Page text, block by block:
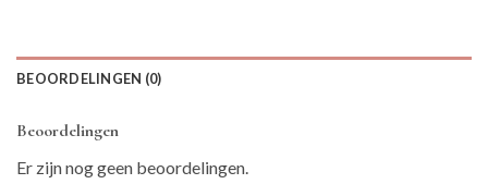
BEOORDELINGEN (0)
Beoordelingen
Er zijn nog geen beoordelingen.